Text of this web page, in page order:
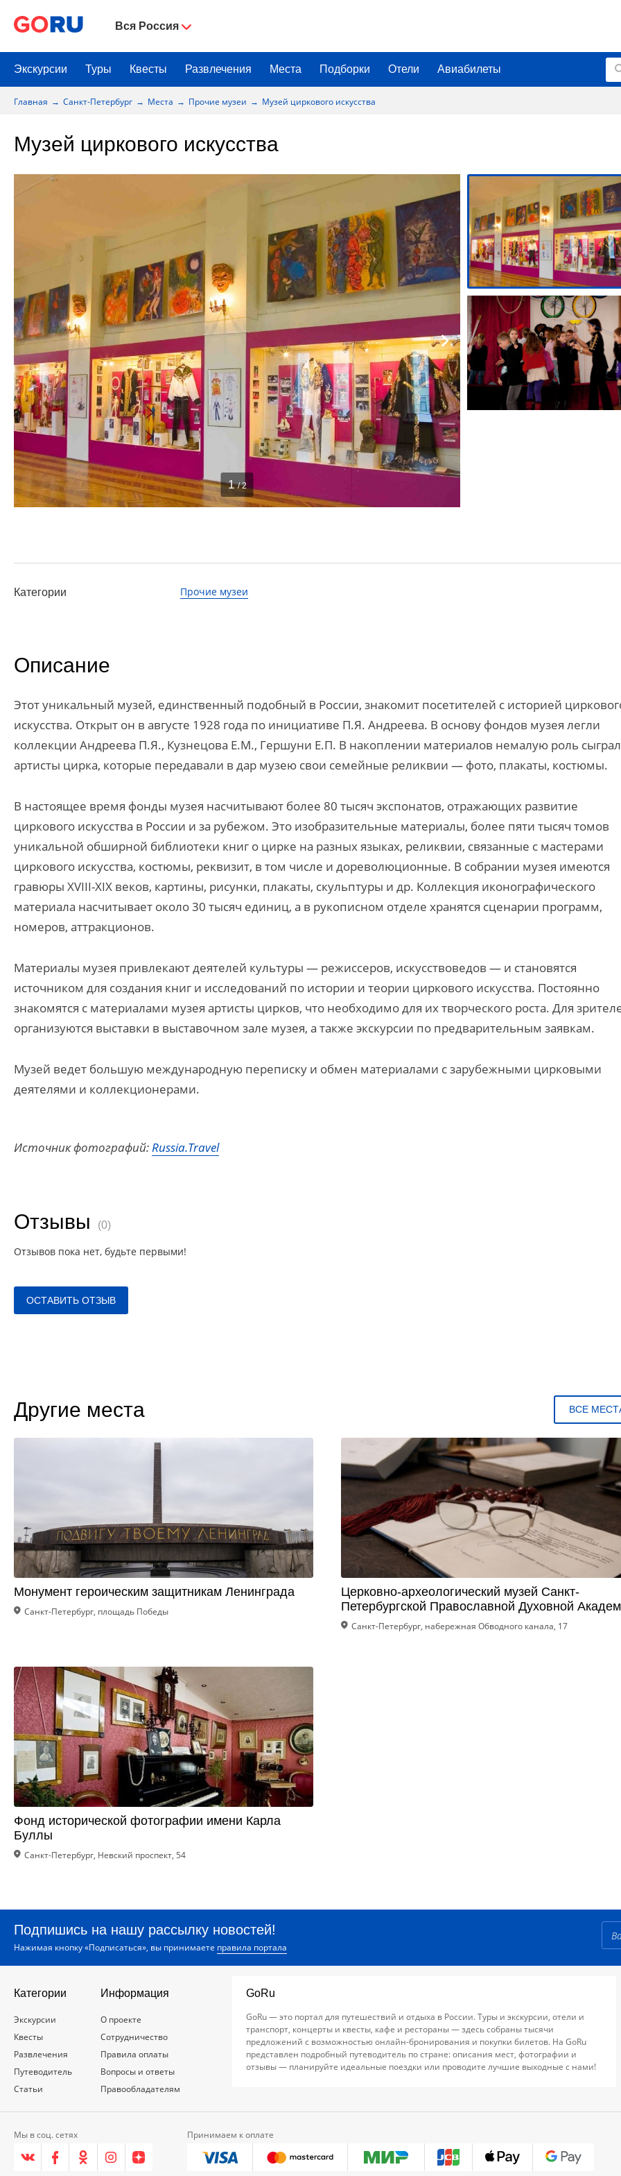
Вся Россия
Экскурсии Туры Квесты Развлечения Места Подборки Отели Авиабилеты
Главная Санкт-Петербург Места Прочие музеи Музей циркового искусства
Музей циркового искусства
1 / 2
Категории Прочие музеи
Описание
Этот уникальный музей, единственный подобный в России, знакомит посетителей с историей
искусства. Открыт он в августе 1928 года по инициативе П.Я. Андреева. В основу фондов музея легли
коллекции Андреева П.Я., Кузнецова Е.М., Гершуни Е.П. В накоплении материалов немалую роль
артисты цирка, которые передавали в дар музею свои семейные реликвии — фото, плакаты, костюмы.
В настоящее время фонды музея насчитывают более 80 тысяч экспонатов, отражающих развитие
циркового искусства в России и за рубежом. Это изобразительные материалы, более пяти тысяч томов
уникальной обширной библиотеки книг о цирке на разных языках, реликвии, связанные с мастерами
циркового искусства, костюмы, реквизит, в том числе и дореволюционные. В собрании музея имеются
гравюры XVIII-XIX веков, картины, рисунки, плакаты, скульптуры и др. Коллекция иконографического
материала насчитывает около 30 тысяч единиц, а в рукописном отделе хранятся сценарии программ,
номеров, аттракционов.
Материалы музея привлекают деятелей культуры — режиссеров, искусствоведов — и становятся
источником для создания книг и исследований по истории и теории циркового искусства. Постоянно
знакомятся с материалами музея артисты цирков, что необходимо для их творческого роста. Для
организуются выставки в выставочном зале музея, а также экскурсии по предварительным заявкам.
Музей ведет большую международную переписку и обмен материалами с зарубежными цирковыми
деятелями и коллекционерами.
Источник фотографий:Russia.Travel
Отзывы (0)
Отзывов пока нет, будьте первыми!
ОСТАВИТЬ ОТЗЫВ
Другие места ВСЕ
Монумент героическим защитникам Ленинграда
Санкт-Петербург, площадь Победы
Церковно-археологический музей Санкт-
Петербургской Православной Духовной
Санкт-Петербург, набережная Обводного канала, 17
Фонд исторической фотографии имени Карла
Буллы
Санкт-Петербург, Невский проспект, 54
Подпишись на нашу рассылку новостей!
Нажимая кнопку «Подписаться», вы принимаете правила портала
Категории
Экскурсии
Квесты
Развлечения
Путеводитель
Статьи
Информация
О проекте
Сотрудничество
Правила оплаты
Вопросы и ответы
Правообладателям
GoRu
GoRu — это портал для путешествий и отдыха в России. Туры и экскурсии, отели и
транспорт, концерты и квесты, кафе и рестораны — здесь собраны тысячи
предложений с возможностью онлайн-бронирования и покупки билетов. На GoRu
представлен подробный путеводитель по стране: описания мест, фотографии и
отзывы — планируйте идеальные поездки или проводите лучшие выходные с нами!
Мы в соц. сетях Принимаем к оплате